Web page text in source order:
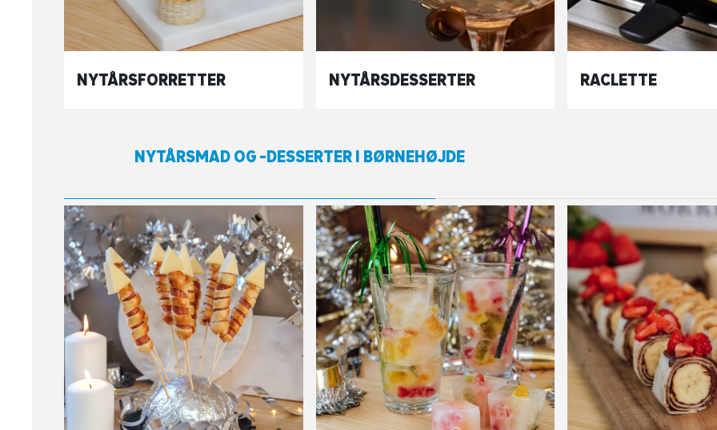
NYTÅRSFORRETTER NYTÅRSDESSERTER RACLETTE
NYTÅRSMAD OG -DESSERTER I BØRNEHØJDE